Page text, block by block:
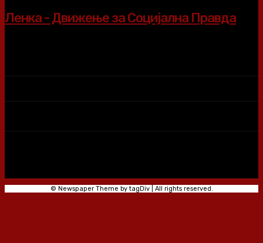
Ленка - Движење за Социјална Правда
© Newspaper Theme by tagDiv | All rights reserved.